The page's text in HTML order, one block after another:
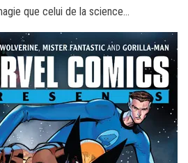
que celui de la science…